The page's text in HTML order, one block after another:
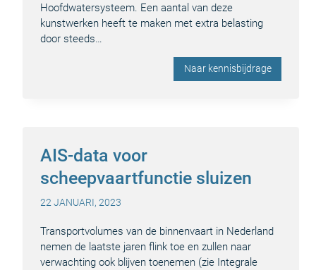
Hoofdwatersysteem. Een aantal van deze
kunstwerken heeft te maken met extra belasting
door steeds…
Naar kennisbijdrage
AIS-data voor
scheepvaartfunctie sluizen
22 JANUARI, 2023
Transportvolumes van de binnenvaart in Nederland
nemen de laatste jaren flink toe en zullen naar
verwachting ook blijven toenemen (zie Integrale